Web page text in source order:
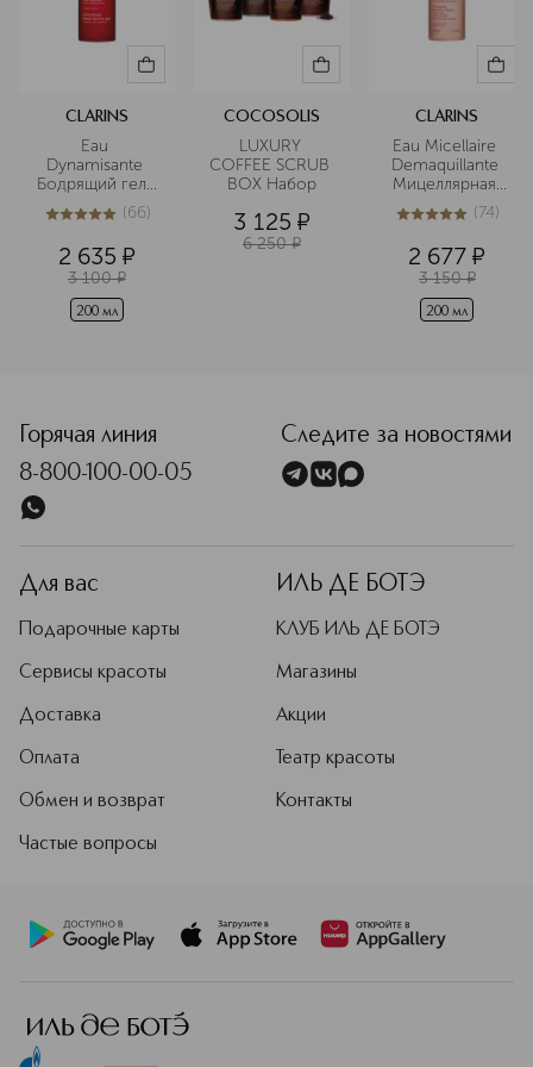
CLARINS
Eau
Dynamisante
Бодрящий гель
для душа
4.9из566 (66)
2 635 ¤
3 100 ¤
200 мл
COCOSOLIS
LUXURY
COFFEE SCRUB
BOX Набор
3 125 ¤
6 250 ¤
CLARINS
Eau Micellaire
Demaquillante
Мицеллярная
вода для
чувствительной
5из 574 (74)
2 677 ¤
3 150 ¤
200 мл
Горячая линия
8-800-100-00-05
Следите за новостями
Для вас
Подарочные карты
Сервисы красоты
Доставка
Оплата
Обмен и возврат
Частые вопросы
ИЛЬ ДЕ БОТЭ
КЛУБ ИЛЬ ДЕ БОТЭ
Магазины
Акции
Театр красоты
Контакты